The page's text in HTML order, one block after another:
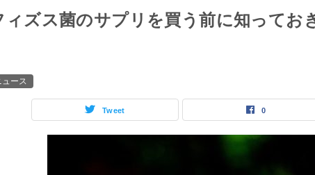
ィズス菌のサプリを買う前に知ってお
ース
Tweet 0